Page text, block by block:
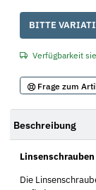
x
BITTE
Verfügbarkeit
Frage zum
Beschreibung
Die